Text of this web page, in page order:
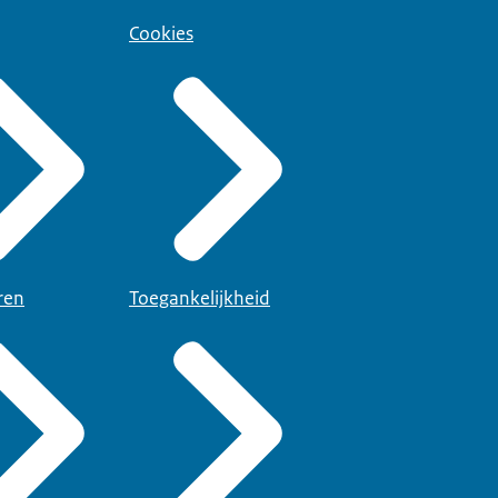
Cookies
Toegankelijkheid